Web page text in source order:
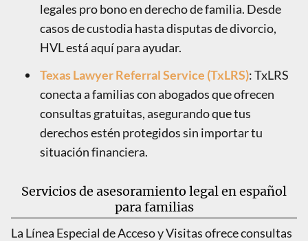
legales pro bono en derecho de familia. Desde
casos de custodia hasta disputas de divorcio,
HVL está aquí para ayudar.
Texas Lawyer Referral Service (TxLRS): TxLRS
conecta a familias con abogados que ofrecen
consultas gratuitas, asegurando que tus
derechos estén protegidos sin importar tu
situación financiera.
Servicios de asesoramiento legal en español
para familias
La Línea Especial de Acceso y Visitas ofrece consultas